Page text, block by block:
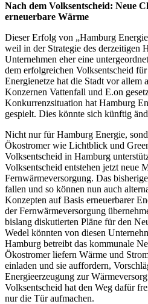
Nach dem Volksentscheid: Neue
erneuerbare Wärme
Dieser Erfolg von „Hamburg
weil in der Strategie des derzeitigen
Unternehmen eher eine
dem erfolgreichen Volksentscheid
Energienetze hat die Stadt vor allem
Konzernen Vattenfall und E.on
Konkurrenzsituation hat Hamburg
gespielt. Dies könnte sich künftig
Nicht nur für Hamburg Energie,
Ökostromer wie Lichtblick und
Volksentscheid in Hamburg
Volksentscheid entstehen jetzt neue
Fernwärmeversorgung. Das
fallen und so können nun auch
Konzepten auf Basis erneuerbarer
der Fernwärmeversorgung
bislang diskutierten Pläne für den
Wedel könnten von diesen
Hamburg betreibt das kommunale
Ökostromer liefern Wärme und
einladen und sie auffordern,
Energieerzeugung zur
Volksentscheid hat den Weg dafür
nur die Tür aufmachen.